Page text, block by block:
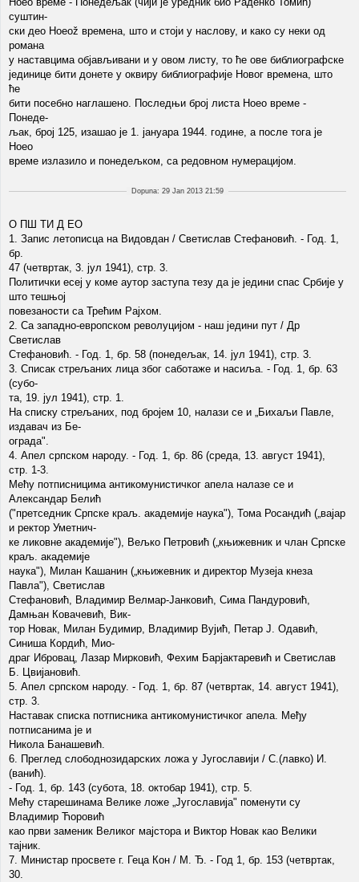
суштин-
ски део Hoeož времена, што и стоји у наслову, и како су неки од
романа
у наставцима објављивани и у овом листу, то ће ове библиографске
јединице бити донете у оквиру библиографије Новог времена, што
ће
бити посебно наглашено. Последњи број листа Hoeo време -
Понеде-
љак, број 125, изашао је 1. јануара 1944. године, а после тога је
Hoeo
време излазило и понедељком, са редовном нумерацијом.
Dopuna: 29 Jan 2013 21:59
О ПШ ТИ Д ЕО
1. Запис летописца на Видовдан / Светислав Стефановић. - Год. 1,
бр.
47 (четвртак, 3. јул 1941), стр. 3.
Политички есеј у коме аутор заступа тезу да је једини спас Србије у
што тешњој
повезаности са Трећим Рајхом.
2. Са западно-европском револуцијом - наш једини пут / Др
Светислав
Стефановић. - Год. 1, бр. 58 (понедељак, 14. јул 1941), стр. 3.
3. Списак стрељаних лица због саботаже и насиља. - Год. 1, бр. 63
(субо-
та, 19. јул 1941), стр. 1.
На списку стрељаних, под бројем 10, налази се и „Бихаљи Павле,
издавач из Бе-
ограда".
4. Апел српском народу. - Год. 1, бр. 86 (среда, 13. август 1941),
стр. 1-3.
Мећу потписницима антикомунистичког апела налазе се и
Александар Белић
("претседник Српске краљ. академије наука"), Тома Росандић („вајар
и ректор Уметнич-
ке ликовне академије"), Вељко Петровић („књижевник и члан Српске
краљ. академије
наука"), Милан Кашанин („књижевник и директор Музеја кнеза
Павла"), Светислав
Стефановић, Владимир Велмар-Јанковић, Сима Пандуровић,
Дамњан Ковачевић, Вик-
тор Новак, Милан Будимир, Владимир Вујић, Петар Ј. Одавић,
Синиша Кордић, Мио-
драг Ибровац, Лазар Мирковић, Фехим Барјактаревић и Светислав
Б. Цвијановић.
5. Апел српском народу. - Год. 1, бр. 87 (четвртак, 14. август 1941),
стр. 3.
Наставак списка потписника антикомунистичког апела. Међу
потписанима је и
Никола Банашевић.
6. Преглед слободнозидарских ложа у Југославији / С.(лавко) И.
(ванић).
- Год. 1, бр. 143 (субота, 18. октобар 1941), стр. 5.
Мећу старешинама Велике ложе „Југославија" поменути су
Владимир Ћоровић
као први заменик Великог мајстора и Виктор Новак као Велики
тајник.
7. Министар просвете г. Геца Кон / М. Ђ. - Год 1, бр. 153 (четвртак,
30.